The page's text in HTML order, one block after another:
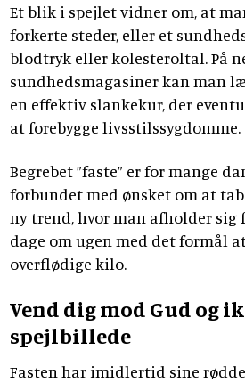
Et blik i spejlet vidner om, at
forkerte steder, eller et
blodtryk eller kolesteroltal. På
sundhedsmagasiner kan man
en effektiv slankekur, der
at forebygge livsstilssygdomme.
Begrebet ”faste” er for mange
forbundet med ønsket om at
ny trend, hvor man afholder sig
dage om ugen med det formål
overflødige kilo.
Vend dig mod Gud og
spejlbillede
Fasten har imidlertid sine